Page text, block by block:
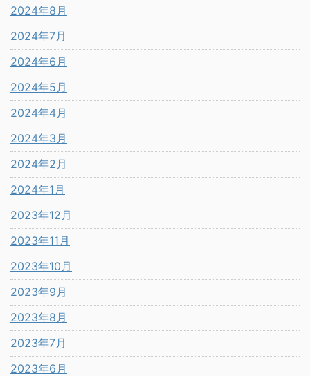
2024年8月
2024年7月
2024年6月
2024年5月
2024年4月
2024年3月
2024年2月
2024年1月
2023年12月
2023年11月
2023年10月
2023年9月
2023年8月
2023年7月
2023年6月